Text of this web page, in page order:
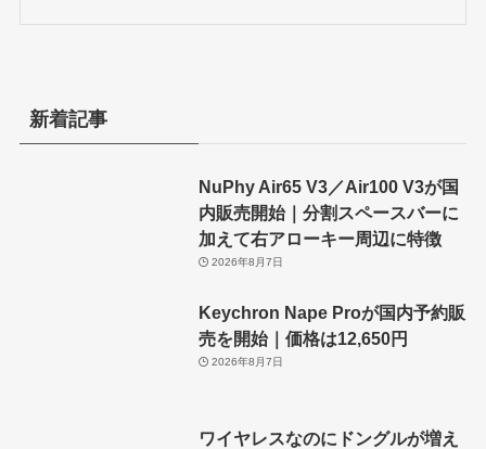
新着記事
NuPhy Air65 V3／Air100 V3が国
内販売開始｜分割スペースバーに
加えて右アローキー周辺に特徴
2026年8月7日
Keychron Nape Proが国内予約販
売を開始｜価格は12,650円
2026年8月7日
ワイヤレスなのにドングルが増え